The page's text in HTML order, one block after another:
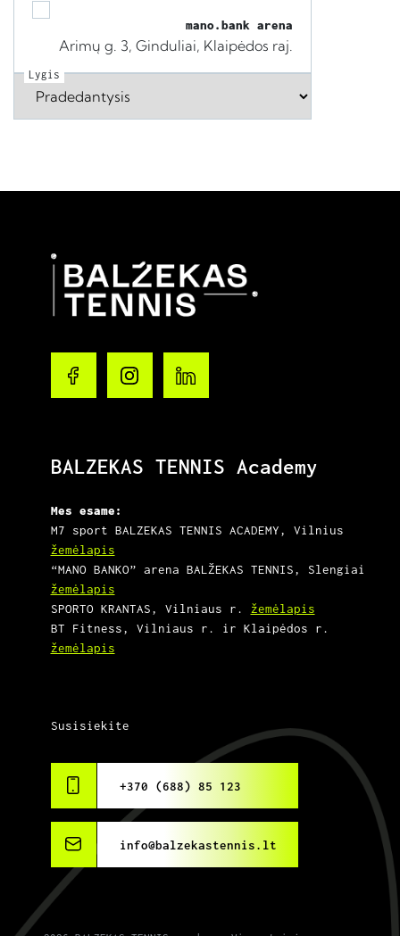
mano.bank arena
Arimų g. 3, Ginduliai, Klaipėdos raj.
Lygis
BALZEKAS TENNIS Academy
Mes esame:
M7 sport BALZEKAS TENNIS ACADEMY, Vilnius
žemėlapis
“MANO BANKO” arena BALŽEKAS TENNIS, Slengiai
žemėlapis
SPORTO KRANTAS, Vilniaus r. žemėlapis
BT Fitness, Vilniaus r. ir Klaipėdos r.
žemėlapis
Susisiekite
+370 (688) 85 123
info@balzekastennis.lt